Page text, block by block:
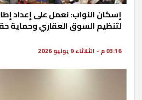
إسكان النواب: نعمل على إعداد
لتنظيم السوق العقاري وحماية
03:16 م - الثلاثاء 9 يونيو 2026